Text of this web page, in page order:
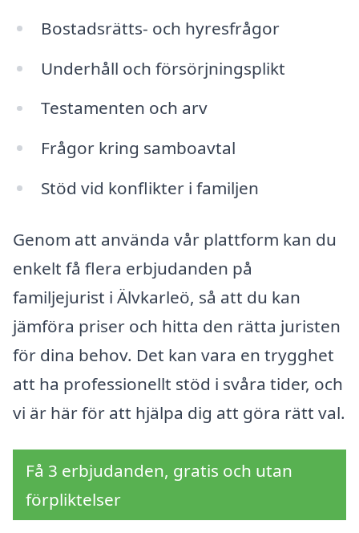
Bostadsrätts- och hyresfrågor
Underhåll och försörjningsplikt
Testamenten och arv
Frågor kring samboavtal
Stöd vid konflikter i familjen
Genom att använda vår plattform kan du
enkelt få flera erbjudanden på
familjejurist i Älvkarleö, så att du kan
jämföra priser och hitta den rätta juristen
för dina behov. Det kan vara en trygghet
att ha professionellt stöd i svåra tider, och
vi är här för att hjälpa dig att göra rätt val.
Få 3 erbjudanden, gratis och utan
förpliktelser